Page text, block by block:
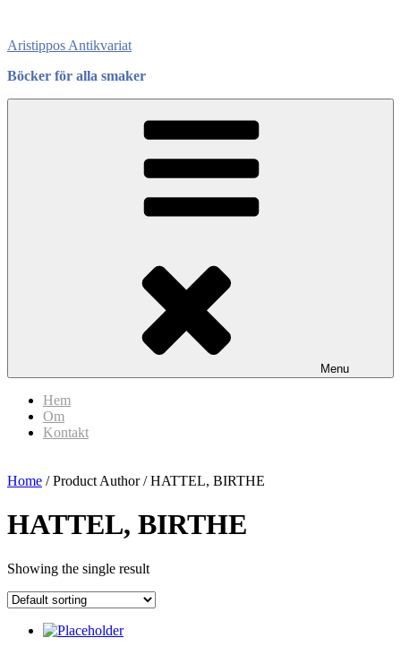
content
Aristippos Antikvariat
Böcker för alla smaker
Menu
Hem
Om
Kontakt
Home / Product Author / HATTEL, BIRTHE
HATTEL, BIRTHE
Showing the single result